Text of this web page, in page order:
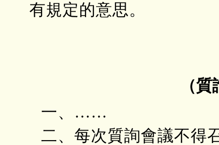
有規定的意思。
（
一、……
二、每次質詢會議不得